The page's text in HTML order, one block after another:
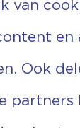
van
Ook